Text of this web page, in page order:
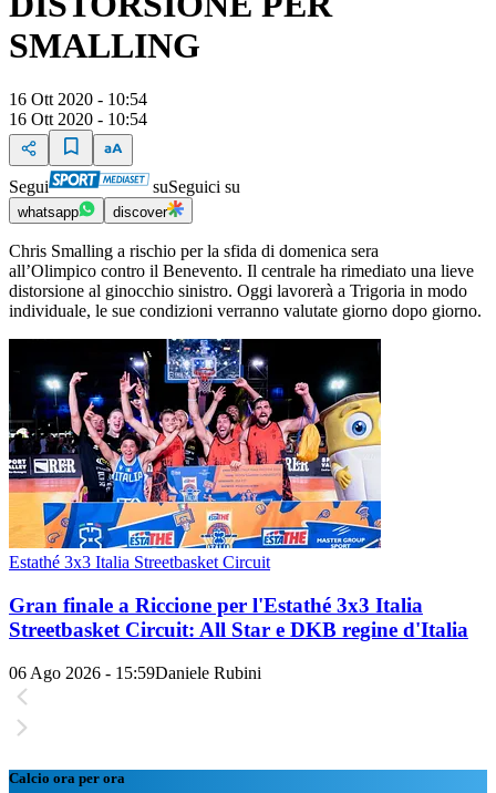
SMALLING
16 Ott 2020 - 10:54
16 Ott 2020 - 10:54
Segui suSeguici su
whatsapp discover
Chris Smalling a rischio per la sfida di domenica sera
all’Olimpico contro il Benevento. Il centrale ha rimediato una lieve
distorsione al ginocchio sinistro. Oggi lavorerà a Trigoria in modo
individuale, le sue condizioni verranno valutate giorno dopo giorno.
Estathé 3x3 Italia Streetbasket Circuit
Gran finale a Riccione per l'Estathé 3x3 Italia
Streetbasket Circuit: All Star e DKB regine d'Italia
06 Ago 2026 - 15:59Daniele Rubini
Calcio ora per ora